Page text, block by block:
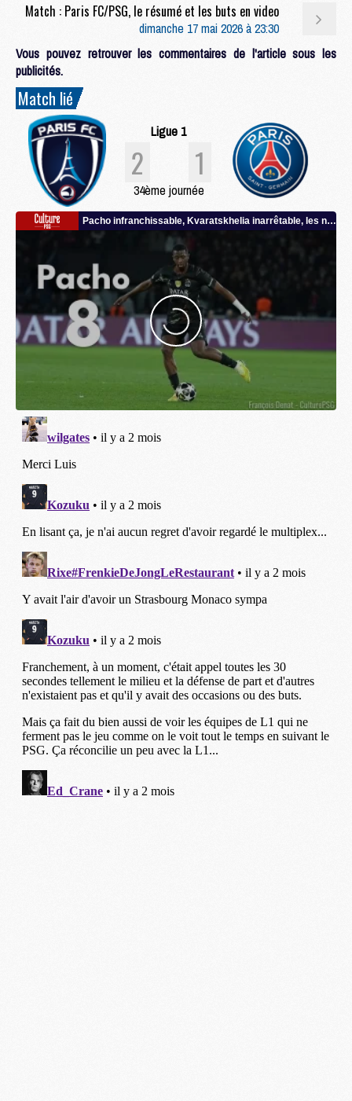
Match : Paris FC/PSG, le résumé et les buts en video
dimanche 17 mai 2026 à 23:30
Vous pouvez retrouver les commentaires de l'article sous les
publicités.
Match lié
Ligue 1
2 1
34ème journée